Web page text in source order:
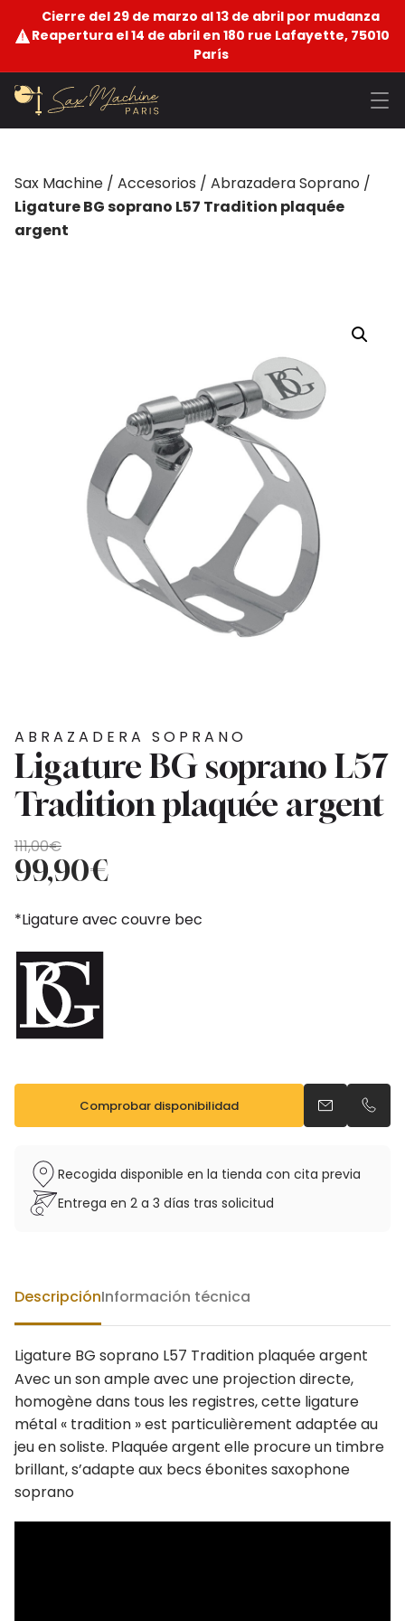
Cierre del 29 de marzo al 13 de abril por mudanza
Reapertura el 14 de abril en 180 rue Lafayette, 75010
París
Sax Machine / Accesorios / Abrazadera Soprano /
Ligature BG soprano L57 Tradition plaquée
argent
ABRAZADERA SOPRANO
Ligature BG soprano L57
Tradition plaquée argent
111,00€
El
precio
original
era:
111,00€.
99,90€
El
precio
actual
es:
99,90€.
*Ligature avec couvre bec
Comprobar disponibilidad Enviar un
Recogida disponible en la tienda con cita previa
Entrega en 2 a 3 días tras solicitud
DescripciónInformación técnica
Ligature BG soprano L57 Tradition plaquée argent
Avec un son ample avec une projection directe,
homogène dans tous les registres, cette ligature
métal « tradition » est particulièrement adaptée au
jeu en soliste. Plaquée argent elle procure un timbre
brillant, s’adapte aux becs ébonites saxophone
soprano